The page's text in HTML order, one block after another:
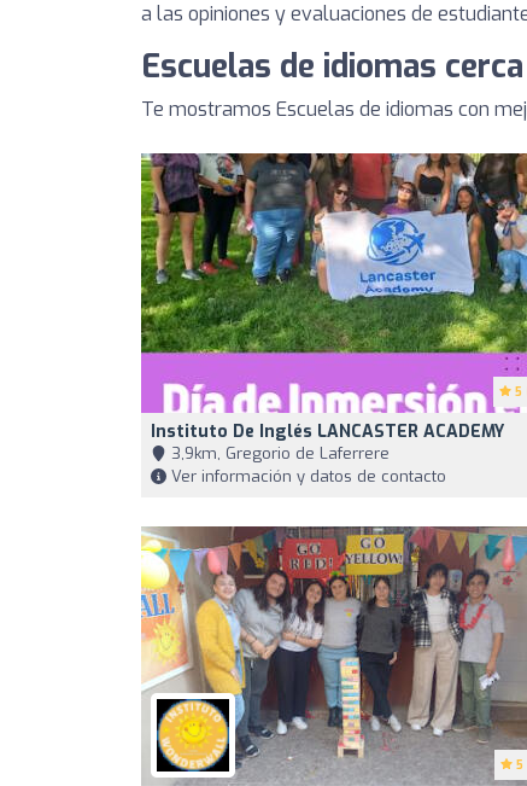
a las opiniones y evaluaciones de
Escuelas de idiomas
Te mostramos Escuelas de idiomas con
5
Instituto De Inglés LANCASTER ACADEMY
3,9km, Gregorio de Laferrere
Ver información y datos de contacto
5